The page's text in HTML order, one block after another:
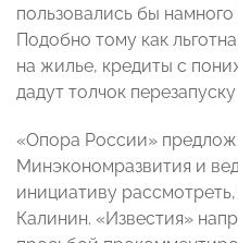
пользовались бы
Подобно тому как
на жилье, кредиты с
дадут толчок
«Опора России»
Минэкономразвития и
инициативу
Калинин. «Известия»